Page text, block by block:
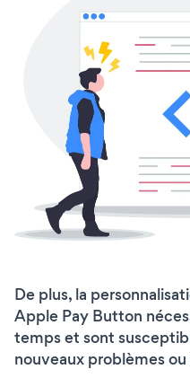
De plus, la
Apple Pay Button
temps et sont
nouveaux problèmes